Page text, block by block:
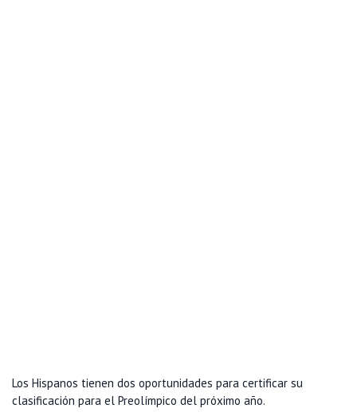
Los Hispanos tienen dos oportunidades para certificar su
clasificación para el Preolímpico del próximo año.